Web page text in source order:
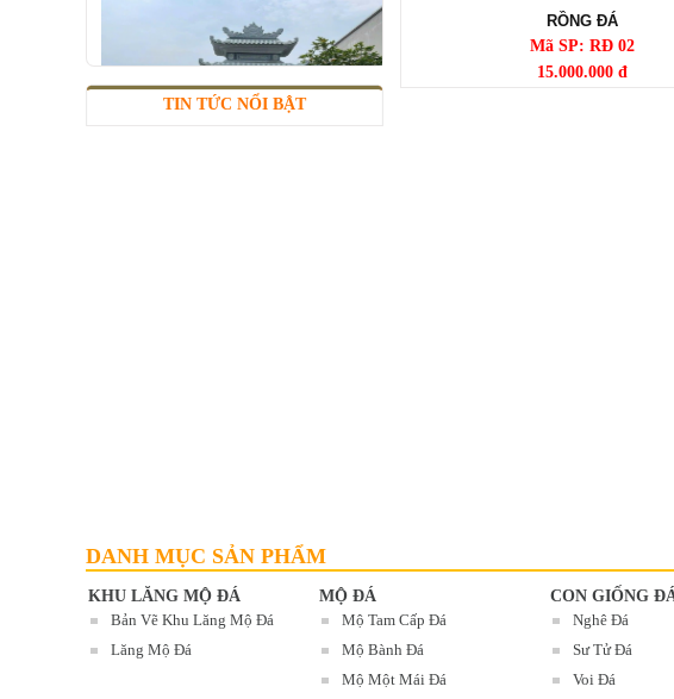
LĂNG THỜ ĐÁ
Mã SP: LMĐ 61
90.000.000 đ
TIN TỨC NỔI BẬT
RỒNG ĐÁ
Mã SP: RĐ 02
15.000.000 đ
DANH MỤC SẢN PHẨM
KHU LĂNG MỘ ĐÁ
Bản Vẽ Khu Lăng Mộ Đá
Lăng Mộ Đá
MỘ ĐÁ
Mộ Tam Cấp Đá
Mộ Bành Đá
Mộ Một Mái Đá
CON GIỐNG
Nghê Đá
Sư Tử Đá
Voi Đá